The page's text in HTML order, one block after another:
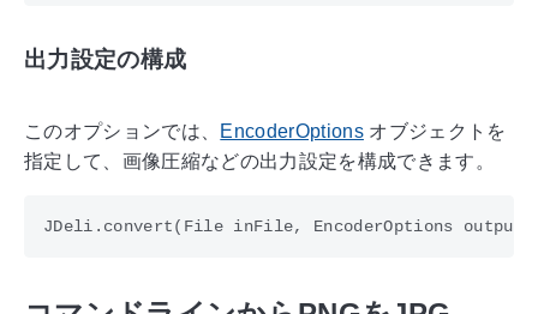
出力設定の構成
このオプションでは、 EncoderOptionsオブジェクトを
指定して、画像圧縮などの出力設定を構成できます。